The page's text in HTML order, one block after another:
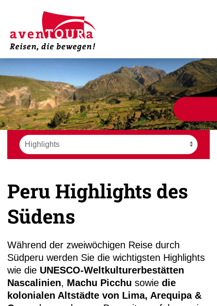
Peru Highlights des
Südens
Während der zweiwöchigen Reise durch
Südperu werden Sie die wichtigsten Highlights
wie die UNESCO-Weltkulturerbestätten
Nascalinien, Machu Picchu sowie die
kolonialen Altstädte von Lima, Arequipa &
11